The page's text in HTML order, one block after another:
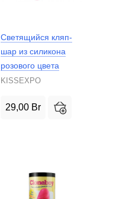
Светящийся кляп-
шар из силикона
розового цвета
KISSEXPO
29,00 Br